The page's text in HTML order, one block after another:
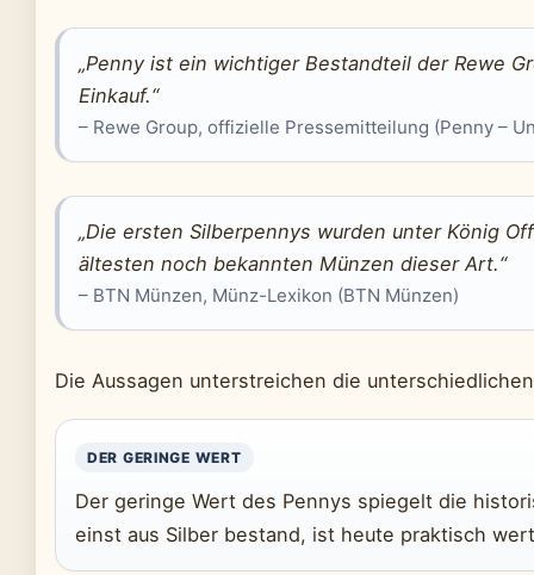
„Penny ist ein wichtiger Bestandteil der Rewe
Einkauf.“
– Rewe Group, offizielle Pressemitteilung (Penny –
„Die ersten Silberpennys wurden unter König
ältesten noch bekannten Münzen dieser Art.“
– BTN Münzen, Münz-Lexikon (BTN Münzen)
Die Aussagen unterstreichen die
DER GERINGE WERT
Der geringe Wert des Pennys spiegelt die
einst aus Silber bestand, ist heute praktisch